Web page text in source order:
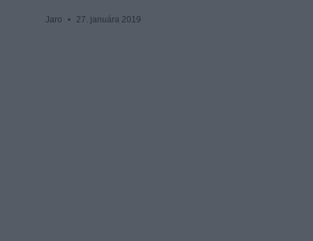
Jaro 27. januára 2019